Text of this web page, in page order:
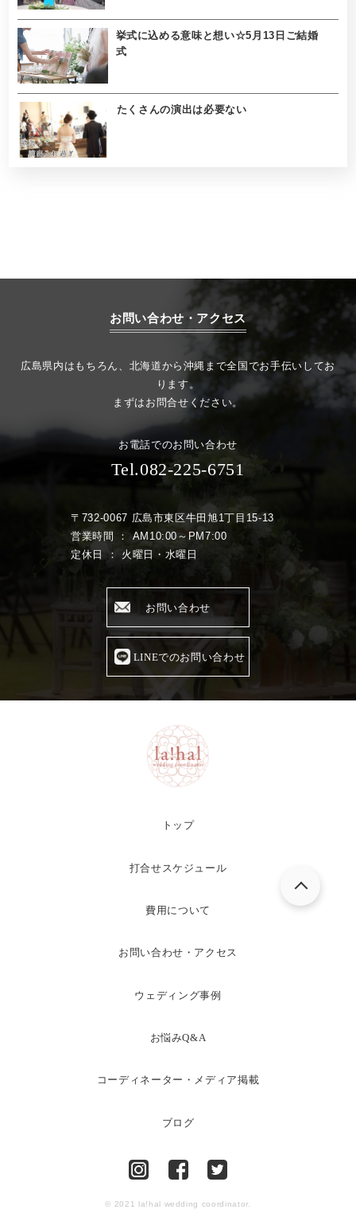
挙式に込める意味と想い☆5月13日ご結婚
式
たくさんの演出は必要ない
お問い合わせ・アクセス
広島県内はもちろん、北海道から沖縄まで全国でお手伝いしてお
ります。
まずはお問合せください。
お電話でのお問い合わせ
Tel.082-225-6751
〒732-0067 広島市東区牛田旭1丁目15-13
営業時間 ： AM10:00～PM7:00
定休日 ： 火曜日・水曜日
お問い合わせ
LINEでのお問い合わせ
トップ
打合せスケジュール
費用について
お問い合わせ・アクセス
ウェディング事例
お悩みQ&A
コーディネーター・メディア掲載
ブログ
© 2021 la!hal wedding coordinator.